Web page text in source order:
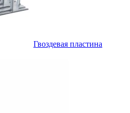
Гвоздевая пластина